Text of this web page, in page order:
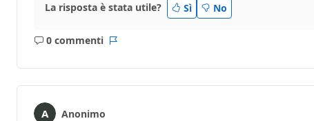
La risposta è stata utile? Sì No
0 commenti
Nessun
Anonimo